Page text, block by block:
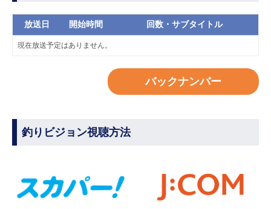
放送日 開始時間 回数・サブタイトル
現在放送予定はありません。
バックナンバー
釣りビジョン視聴方法